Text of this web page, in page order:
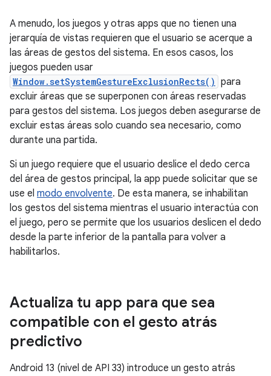
A menudo, los juegos y otras apps que no tienen una
jerarquía de vistas requieren que el usuario se acerque a
las áreas de gestos del sistema. En esos casos, los
juegos pueden usar
Window.setSystemGestureExclusionRects() para
excluir áreas que se superponen con áreas reservadas
para gestos del sistema. Los juegos deben asegurarse de
excluir estas áreas solo cuando sea necesario, como
durante una partida.
Si un juego requiere que el usuario deslice el dedo cerca
del área de gestos principal, la app puede solicitar que se
use el modo envolvente. De esta manera, se inhabilitan
los gestos del sistema mientras el usuario interactúa con
el juego, pero se permite que los usuarios deslicen el dedo
desde la parte inferior de la pantalla para volver a
habilitarlos.
Actualiza tu app para que sea
compatible con el gesto atrás
predictivo
Android 13 (nivel de API 33) introduce un gesto atrás